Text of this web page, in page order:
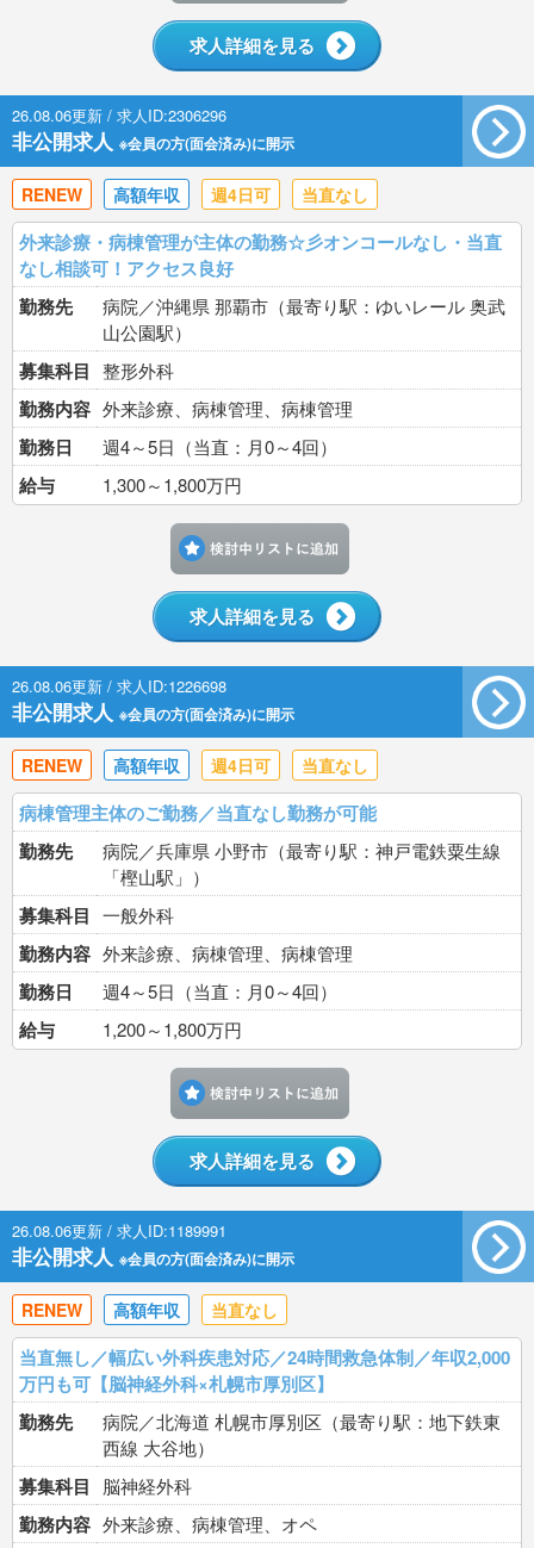
求人詳細を見る
26.08.06更新 / 求人ID:2306296
非公開求人 ※会員の方(面会済み)に開示
RENEW 高額年収 週4日可 当直なし
外来診療・病棟管理が主体の勤務☆彡オンコールなし・当直
なし相談可！アクセス良好
勤務先
病院／沖縄県 那覇市（最寄り駅：ゆいレール 奥武
山公園駅）
募集科目 整形外科
勤務内容 外来診療、病棟管理、病棟管理
勤務日 週4～5日（当直：月0～4回）
給与 1,300～1,800万円
求人詳細を見る
26.08.06更新 / 求人ID:1226698
非公開求人 ※会員の方(面会済み)に開示
RENEW 高額年収 週4日可 当直なし
病棟管理主体のご勤務／当直なし勤務が可能
勤務先
病院／兵庫県 小野市（最寄り駅：神戸電鉄粟生線
「樫山駅」）
募集科目 一般外科
勤務内容 外来診療、病棟管理、病棟管理
勤務日 週4～5日（当直：月0～4回）
給与 1,200～1,800万円
求人詳細を見る
26.08.06更新 / 求人ID:1189991
非公開求人 ※会員の方(面会済み)に開示
RENEW 高額年収 当直なし
当直無し／幅広い外科疾患対応／24時間救急体制／年収2,000
万円も可【脳神経外科×札幌市厚別区】
勤務先
病院／北海道 札幌市厚別区（最寄り駅：地下鉄東
西線 大谷地）
募集科目 脳神経外科
勤務内容 外来診療、病棟管理、オペ